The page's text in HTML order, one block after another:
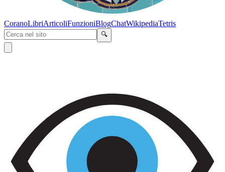
CoranoLibriArticoliFunzioniBlogChatWikipediaTetris
🔍